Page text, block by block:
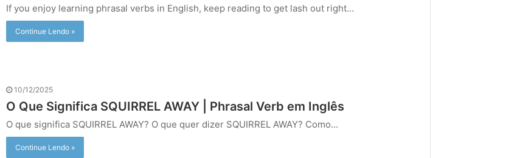
If you enjoy learning phrasal verbs in English, keep reading to get lash out right…
Continue Lendo »
10/12/2025
O Que Significa SQUIRREL AWAY | Phrasal Verb em Inglês
O que significa SQUIRREL AWAY? O que quer dizer SQUIRREL AWAY? Como…
Continue Lendo »